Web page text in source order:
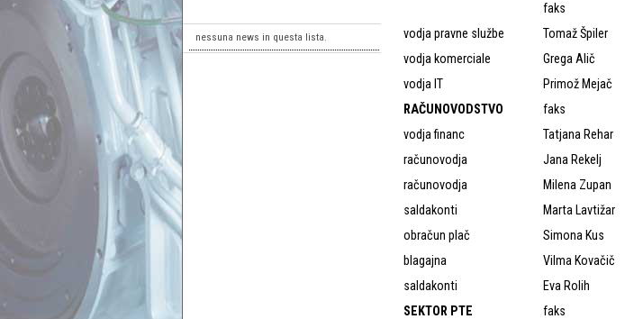
nessuna news in questa lista.
faks
vodja pravne službe
Tomaž Špiler
vodja komerciale
Grega Alič
vodja IT
Primož Mejač
RAČUNOVODSTVO
faks
vodja financ
Tatjana Rehar
računovodja
Jana Rekelj
računovodja
Milena Zupan
saldakonti
Marta Lavtižar
obračun plač
Simona Kus
blagajna
Vilma Kovačič
saldakonti
Eva Rolih
SEKTOR PTE
faks